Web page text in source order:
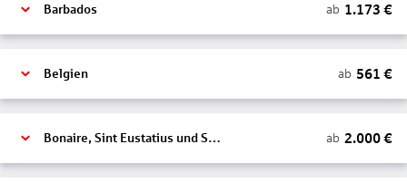
Barbados ab 1.173 €
Belgien ab 561 €
Bonaire, Sint Eustatius und Saba ab 2.000€